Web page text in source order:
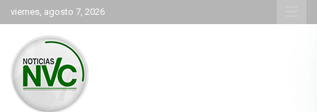
Saltar
al
contenido
viernes, agosto 7, 2026